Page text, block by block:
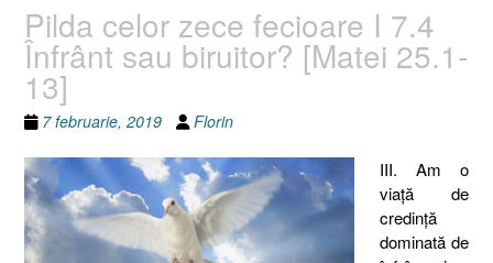
Pilda celor zece fecioare I 7.4
Înfrânt sau biruitor? [Matei 25.1-
13]
7 februarie, 2019 Florin
III. Am o
viaţă de
credinţă
dominată de